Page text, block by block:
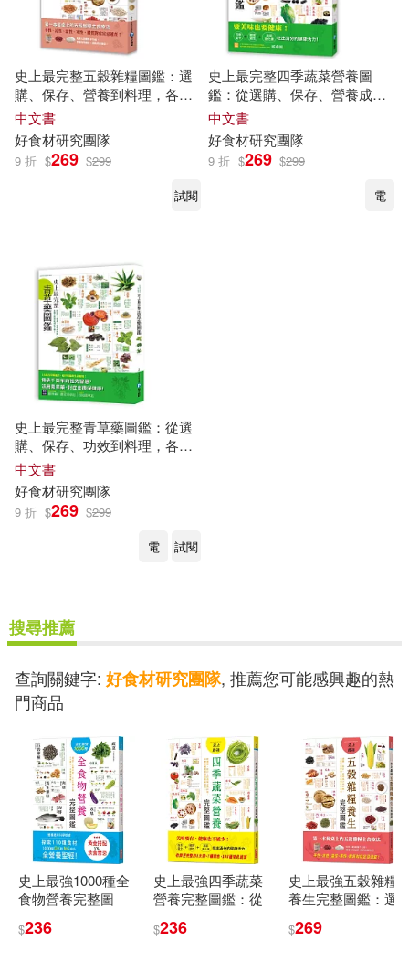
史上最完整五穀雜糧圖鑑：選
購、保存、營養到料理，各體
質絕配的五穀雜糧對症速查!
中文書
好食材研究團隊
9 折 $269 $299
試閱
史上最完整四季蔬菜營養圖
鑑：從選購、保存、營養成分
到料理，各體質絕配的蔬菜對
症速查!
中文書
好食材研究團隊
9 折 $269 $299
電
史上最完整青草藥圖鑑：從選
購、保存、功效到料理，各種
症狀都能對症下藥!
中文書
好食材研究團隊
9 折 $269 $299
電
試閱
搜尋推薦
查詢關鍵字: 好食材研究團隊, 推薦您可能感興趣的熱
門商品
史上最強1000種全
食物營養完整圖
材，1000個OK和
$236
史上最強四季蔬菜
營養完整圖鑑：從
成分到料理，各體
$236
史上最強五穀雜糧
養生完整圖鑑：選
分到料理，各體質
$269